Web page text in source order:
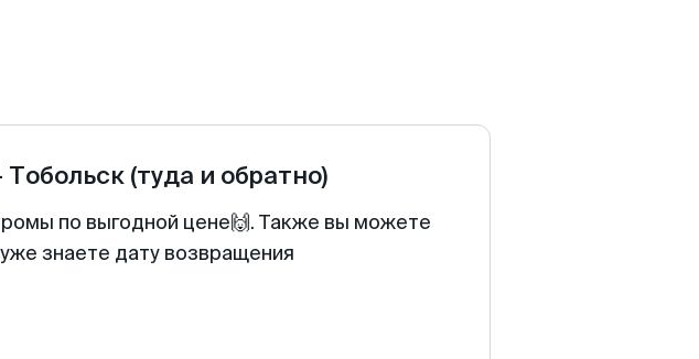
Тобольск (туда и обратно)
по выгодной цене🙌. Также вы можете
знаете дату возвращения